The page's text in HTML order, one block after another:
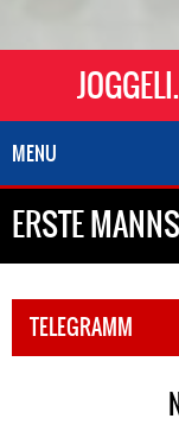
MENU
ERSTE
TELEGRAMM